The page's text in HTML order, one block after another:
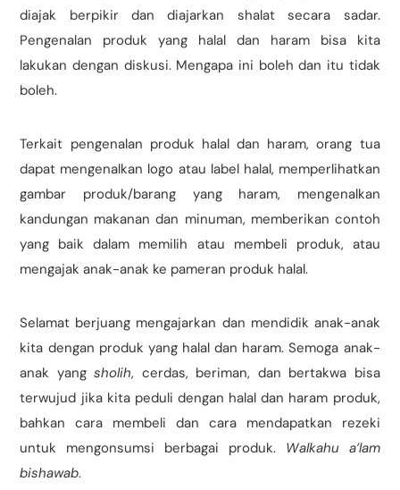
diajak berpikir dan diajarkan shalat secara sadar.
Pengenalan produk yang halal dan haram bisa kita
lakukan dengan diskusi. Mengapa ini boleh dan itu tidak
boleh.
Terkait pengenalan produk halal dan haram, orang tua
dapat mengenalkan logo atau label halal, memperlihatkan
gambar produk/barang yang haram, mengenalkan
kandungan makanan dan minuman, memberikan contoh
yang baik dalam memilih atau membeli produk, atau
mengajak anak-anak ke pameran produk halal.
Selamat berjuang mengajarkan dan mendidik anak-anak
kita dengan produk yang halal dan haram. Semoga anak-
anak yangsholih, cerdas, beriman, dan bertakwa bisa
terwujud jika kita peduli dengan halal dan haram produk,
bahkan cara membeli dan cara mendapatkan rezeki
untuk mengonsumsi berbagai produk. Walkahu a’lam
bishawab.